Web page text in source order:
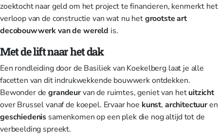
zoektocht naar geld om het project te financieren, kenmerkt het
verloop van de constructie van wat nu hetgrootste art
decobouwwerk van de wereld is.
Met de lift naar het dak
Een rondleiding door de Basiliek van Koekelberg laat je alle
facetten van dit indrukwekkende bouwwerk ontdekken.
Bewonder degrandeurvan de ruimtes, geniet van hetuitzicht
over Brussel vanaf de koepel. Ervaar hoe kunst, architectuuren
geschiedenis samenkomen op een plek die nog altijd tot de
verbeelding spreekt.